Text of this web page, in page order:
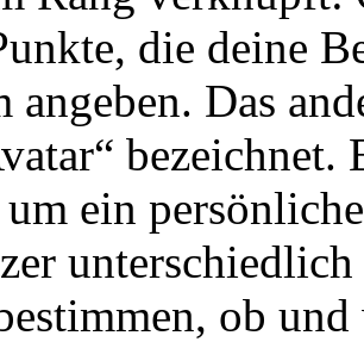
die deine
angeben. Das
ein
ob